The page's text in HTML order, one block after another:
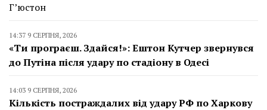
Г’юстон
14:37 9 СЕРПНЯ, 2026
«Ти програєш. Здайся!»: Ештон Кутчер звернувся
до Путіна після удару по стадіону в Одесі
14:03 9 СЕРПНЯ, 2026
Кількість постраждалих від удару РФ по Харкову